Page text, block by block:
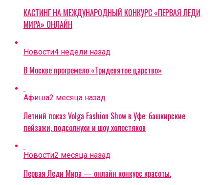
КАСТИНГ НА МЕЖДУНАРОДНЫЙ КОНКУРС «ПЕРВАЯ ЛЕДИ
МИРА» ОНЛАЙН
Новости4 недели назад
В Москве прогремело «Тридевятое царство»
Афиша2 месяца назад
Летний показ Volga Fashion Show в Уфе: башкирские
пейзажи, подсолнухи и шоу холостяков
Новости2 месяца назад
Первая Леди Мира — онлайн конкурс красоты.